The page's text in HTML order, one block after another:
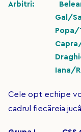
Arbitri: Belean/
Gal/Savu-
Popa/
Capra/
Draghici/
Iana/
Cele opt echipe
cadrul fiecăreia